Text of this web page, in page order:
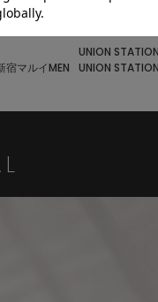
宿マルイMEN
UNION STATION
UNION